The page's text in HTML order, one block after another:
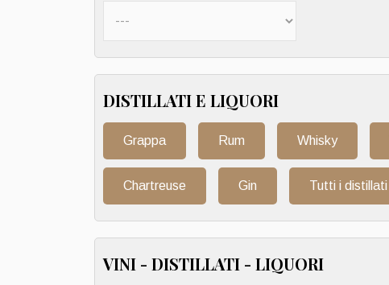
DISTILLATI E LIQUORI
Grappa Rum Whisky
Chartreuse Gin Tutti i distillati
VINI - DISTILLATI - LIQUORI